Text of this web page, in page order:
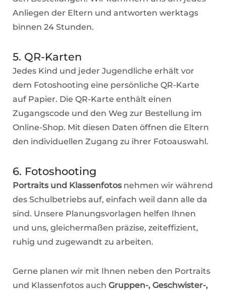
Anliegen der Eltern und antworten werktags
binnen 24 Stunden.
5. QR-Karten
Jedes Kind und jeder Jugendliche erhält vor
dem Fotoshooting eine persönliche QR-Karte
auf Papier. Die QR-Karte enthält einen
Zugangscode und den Weg zur Bestellung im
Online-Shop. Mit diesen Daten öffnen die Eltern
den individuellen Zugang zu ihrer Fotoauswahl.
6. Fotoshooting
Portraits und Klassenfotosnehmen wir während
des Schulbetriebs auf, einfach weil dann alle da
sind. Unsere Planungsvorlagen helfen Ihnen
und uns, gleichermaßen präzise, zeiteffizient,
ruhig und zugewandt zu arbeiten.
Gerne planen wir mit Ihnen neben den Portraits
und Klassenfotos auch Gruppen-, Geschwister-,